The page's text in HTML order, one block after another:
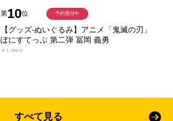
第10位
【グッズ-ぬいぐるみ】アニメ「鬼滅の刃」
ぽにすてっぷ 第二弾 冨岡 義勇
￥1,980
予約受付中
すべて見る